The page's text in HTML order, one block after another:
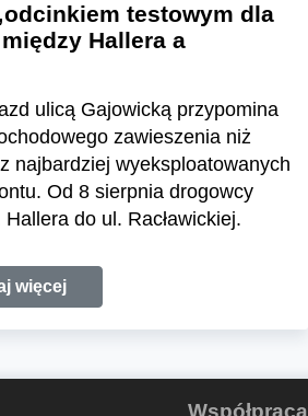
testowym dla
Hallera a
ulicą Gajowicką przypomina
zawieszenia niż
najbardziej wyeksploatowanych
Od 8 sierpnia drogowcy
do ul. Racławickiej.
więcej
Współpraca